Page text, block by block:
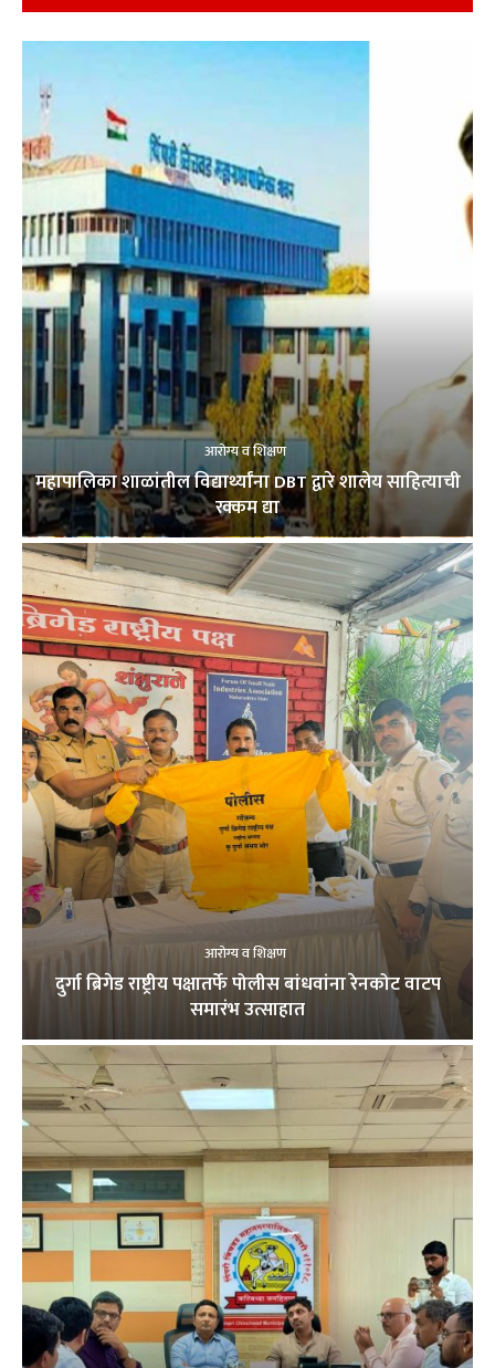
आरोग्य व शिक्षण
महापालिका शाळांतील विद्यार्थ्यांना DBT द्वारे शालेय साहित्याची
रक्कम द्या
आरोग्य व शिक्षण
दुर्गा ब्रिगेड राष्ट्रीय पक्षातर्फे पोलीस बांधवांना रेनकोट वाटप
समारंभ उत्साहात